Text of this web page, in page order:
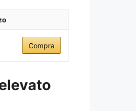
Compra